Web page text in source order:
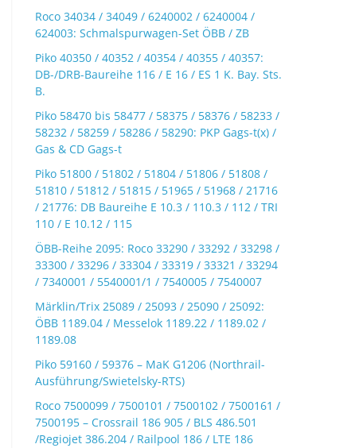
Roco 34034 / 34049 / 6240002 / 6240004 /
624003: Schmalspurwagen-Set ÖBB / ZB
Piko 40350 / 40352 / 40354 / 40355 / 40357:
DB-/DRB-Baureihe 116 / E 16 / ES 1 K. Bay. Sts.
B.
Piko 58470 bis 58477 / 58375 / 58376 / 58233 /
58232 / 58259 / 58286 / 58290: PKP Gags-t(x) /
Gas & CD Gags-t
Piko 51800 / 51802 / 51804 / 51806 / 51808 /
51810 / 51812 / 51815 / 51965 / 51968 / 21716
/ 21776: DB Baureihe E 10.3 / 110.3 / 112 / TRI
110 / E 10.12 / 115
ÖBB-Reihe 2095: Roco 33290 / 33292 / 33298 /
33300 / 33296 / 33304 / 33319 / 33321 / 33294
/ 7340001 / 5540001/1 / 7540005 / 7540007
Märklin/Trix 25089 / 25093 / 25090 / 25092:
ÖBB 1189.04 / Messelok 1189.22 / 1189.02 /
1189.08
Piko 59160 / 59376 – MaK G1206 (Northrail-
Ausführung/Swietelsky-RTS)
Roco 7500099 / 7500101 / 7500102 / 7500161 /
7500195 – Crossrail 186 905 / BLS 486.501
/Regiojet 386.204 / Railpool 186 / LTE 186